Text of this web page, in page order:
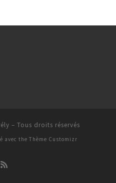
– Tous droits réservés
avec the Thème Customizr